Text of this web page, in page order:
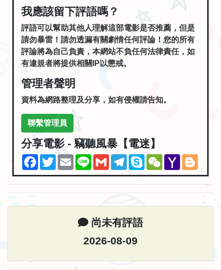
我應該留下評語嗎？
評語可以幫助其他人理解這部電影是否推薦，但是
請勿暴雷！請勿透漏有關劇情任何評論！您的所有
評論將為自己負責，本網站不負任何法律責任，如
有違規者將提供相關IP以懲戒。
管理者聲明
資料為網路整理及分享，如有侵權請告知。
聯繫管理員
分享電影 - 竊聽風暴【電迷】
Facebook
TwitterEmailLine GmailTelegramSkypeWeChatYahoo
Mail
尚未有評語
2026-08-09